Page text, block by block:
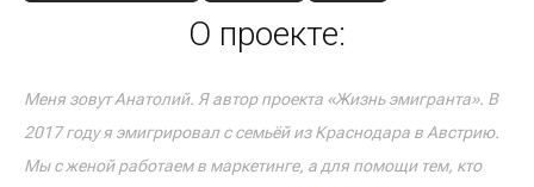
О проекте:
Меня зовут Анатолий. Я автор проекта «Жизнь эмигранта». В
2017 году я эмигрировал с семьёй из Краснодара в Австрию.
Мы с женой работаем в маркетинге, а для помощи тем, кто